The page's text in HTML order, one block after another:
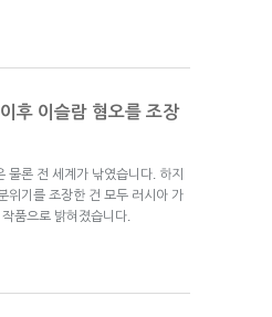
후 이슬람 혐오를 조장
물론 전 세계가 낚였습니다. 하지
위기를 조장한 건 모두 러시아 가
품으로 밝혀졌습니다.